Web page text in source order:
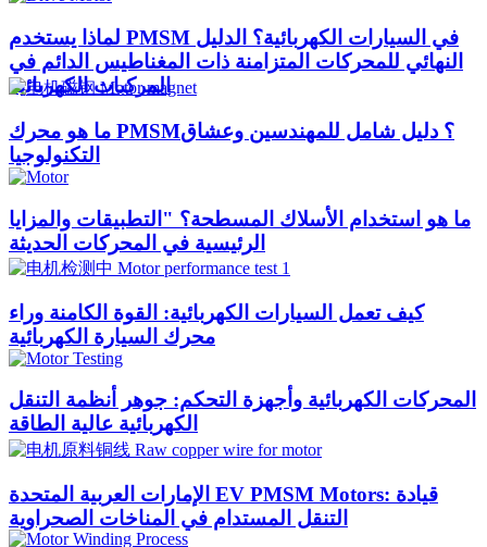
لماذا يستخدم PMSM في السيارات الكهربائية؟ الدليل
النهائي للمحركات المتزامنة ذات المغناطيس الدائم في
المركبات الكهربائية
ما هو محرك PMSM؟ دليل شامل للمهندسين وعشاق
التكنولوجيا
ما هو استخدام الأسلاك المسطحة؟ "التطبيقات والمزايا
الرئيسية في المحركات الحديثة
كيف تعمل السيارات الكهربائية: القوة الكامنة وراء
محرك السيارة الكهربائية
المحركات الكهربائية وأجهزة التحكم: جوهر أنظمة التنقل
الكهربائية عالية الطاقة
الإمارات العربية المتحدة EV PMSM Motors: قيادة
التنقل المستدام في المناخات الصحراوية